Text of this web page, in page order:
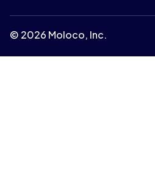
© 2026 Moloco, Inc.